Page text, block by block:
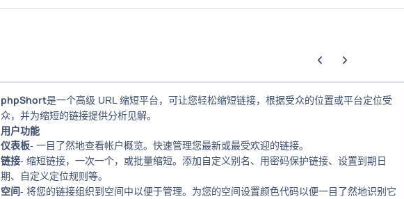
上一张轮播幻灯片
下一张轮播幻灯片
phpShort是一个高级 URL 缩短平台，可让您轻松缩短链接，根据受众的位置或平台定位受
众，并为缩短的链接提供分析见解。
用户功能
仪表板- 一目了然地查看帐户概览。快速管理您最新或最受欢迎的链接。
链接- 缩短链接，一次一个，或批量缩短。添加自定义别名、用密码保护链接、设置到期日
期、自定义定位规则等。
空间- 将您的链接组织到空间中以便于管理。为您的空间设置颜色代码以便一目了然地识别它